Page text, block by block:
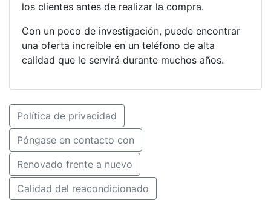
los clientes antes de realizar la compra.
Con un poco de investigación, puede encontrar
una oferta increíble en un teléfono de alta
calidad que le servirá durante muchos años.
Política de privacidad
Póngase en contacto con
Renovado frente a nuevo
Calidad del reacondicionado